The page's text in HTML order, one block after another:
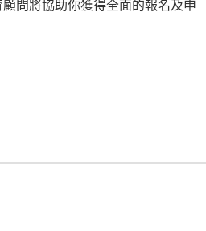
問將協助你獲得全面的報名及申